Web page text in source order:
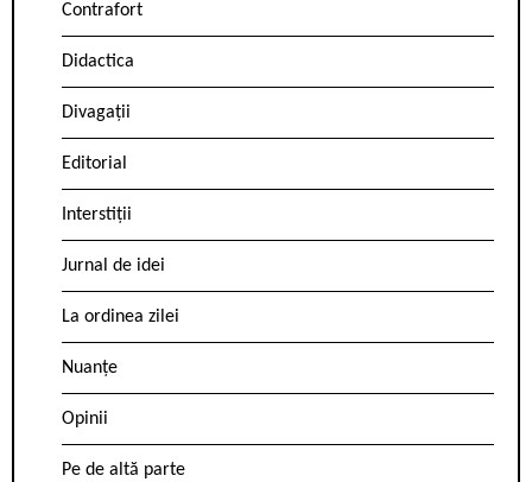
Contrafort
Didactica
Divagații
Editorial
Interstiții
Jurnal de idei
La ordinea zilei
Nuanțe
Opinii
Pe de altă parte